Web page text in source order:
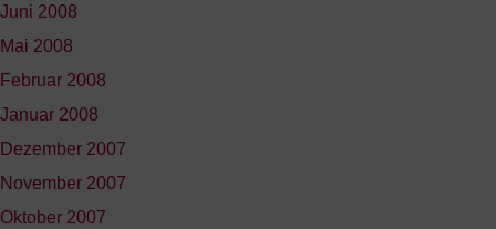
Juni 2008
Mai 2008
Februar 2008
Januar 2008
Dezember 2007
November 2007
Oktober 2007